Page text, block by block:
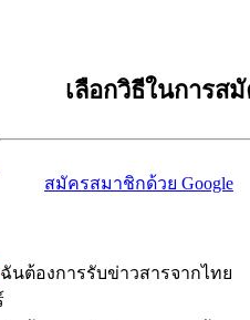
เลือกวิธีในการส
สมัครสมาชิกด้วย Google
ฉันต้องการรับข่าวสารจากไทย